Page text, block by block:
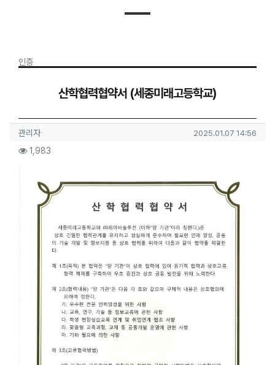
인증분류
산학협력협약서 (세종미래고등학교)
작성자 정보
관리자작성 작성일
2025.01.07 14:56
컨텐츠 정보
1,983